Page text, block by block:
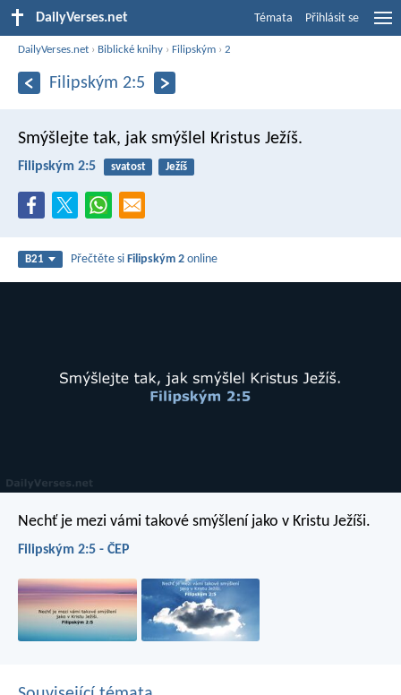
DailyVerses.net Témata Přihlásit se
DailyVerses.net › Biblické knihy ›Filipským ›2
Filipským 2:5
Smýšlejte tak, jak smýšlel Kristus Ježíš.
Filipským 2:5 svatost Ježíš
B21 Přečtěte siFilipským 2 online
Nechť je mezi vámi takové smýšlení jako v Kristu Ježíši.
Filipským 2:5 - ČEP